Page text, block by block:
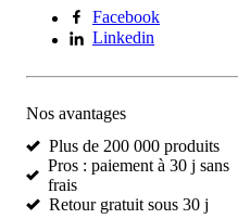
Facebook
Linkedin
Nos avantages
Plus de 200 000 produits
Pros : paiement à 30 j sans
frais
Retour gratuit sous 30 j